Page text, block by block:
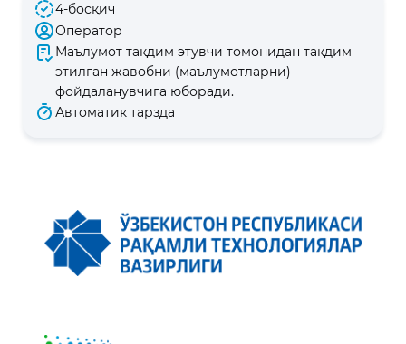
4-босқич
Оператор
Маълумот тақдим этувчи томонидан тақдим
этилган жавобни (маълумотларни)
фойдаланувчига юборади.
Автоматик тарзда